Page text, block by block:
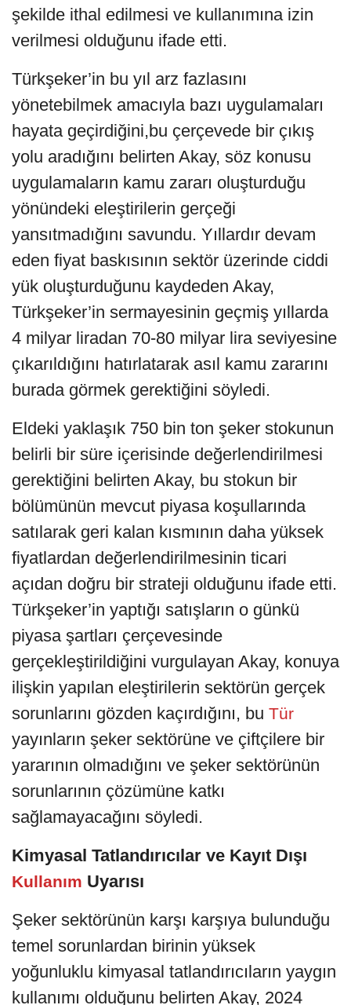
şekilde ithal edilmesi ve kullanımına izin
verilmesi olduğunu ifade etti.
Türkşeker’in bu yıl arz fazlasını
yönetebilmek amacıyla bazı uygulamaları
hayata geçirdiğini,bu çerçevede bir çıkış
yolu aradığını belirten Akay, söz konusu
uygulamaların kamu zararı oluşturduğu
yönündeki eleştirilerin gerçeği
yansıtmadığını savundu. Yıllardır devam
eden fiyat baskısının sektör üzerinde ciddi
yük oluşturduğunu kaydeden Akay,
Türkşeker’in sermayesinin geçmiş yıllarda
4 milyar liradan 70-80 milyar lira seviyesine
çıkarıldığını hatırlatarak asıl kamu zararını
burada görmek gerektiğini söyledi.
Eldeki yaklaşık 750 bin ton şeker stokunun
belirli bir süre içerisinde değerlendirilmesi
gerektiğini belirten Akay, bu stokun bir
bölümünün mevcut piyasa koşullarında
satılarak geri kalan kısmının daha yüksek
fiyatlardan değerlendirilmesinin ticari
açıdan doğru bir strateji olduğunu ifade etti.
Türkşeker’in yaptığı satışların o günkü
piyasa şartları çerçevesinde
gerçekleştirildiğini vurgulayan Akay, konuya
ilişkin yapılan eleştirilerin sektörün gerçek
sorunlarını gözden kaçırdığını, bu Tür
yayınların şeker sektörüne ve çiftçilere bir
yararının olmadığını ve şeker sektörünün
sorunlarının çözümüne katkı
sağlamayacağını söyledi.
Kimyasal Tatlandırıcılar ve Kayıt Dışı
Kullanım Uyarısı
Şeker sektörünün karşı karşıya bulunduğu
temel sorunlardan birinin yüksek
yoğunluklu kimyasal tatlandırıcıların yaygın
kullanımı olduğunu belirten Akay, 2024